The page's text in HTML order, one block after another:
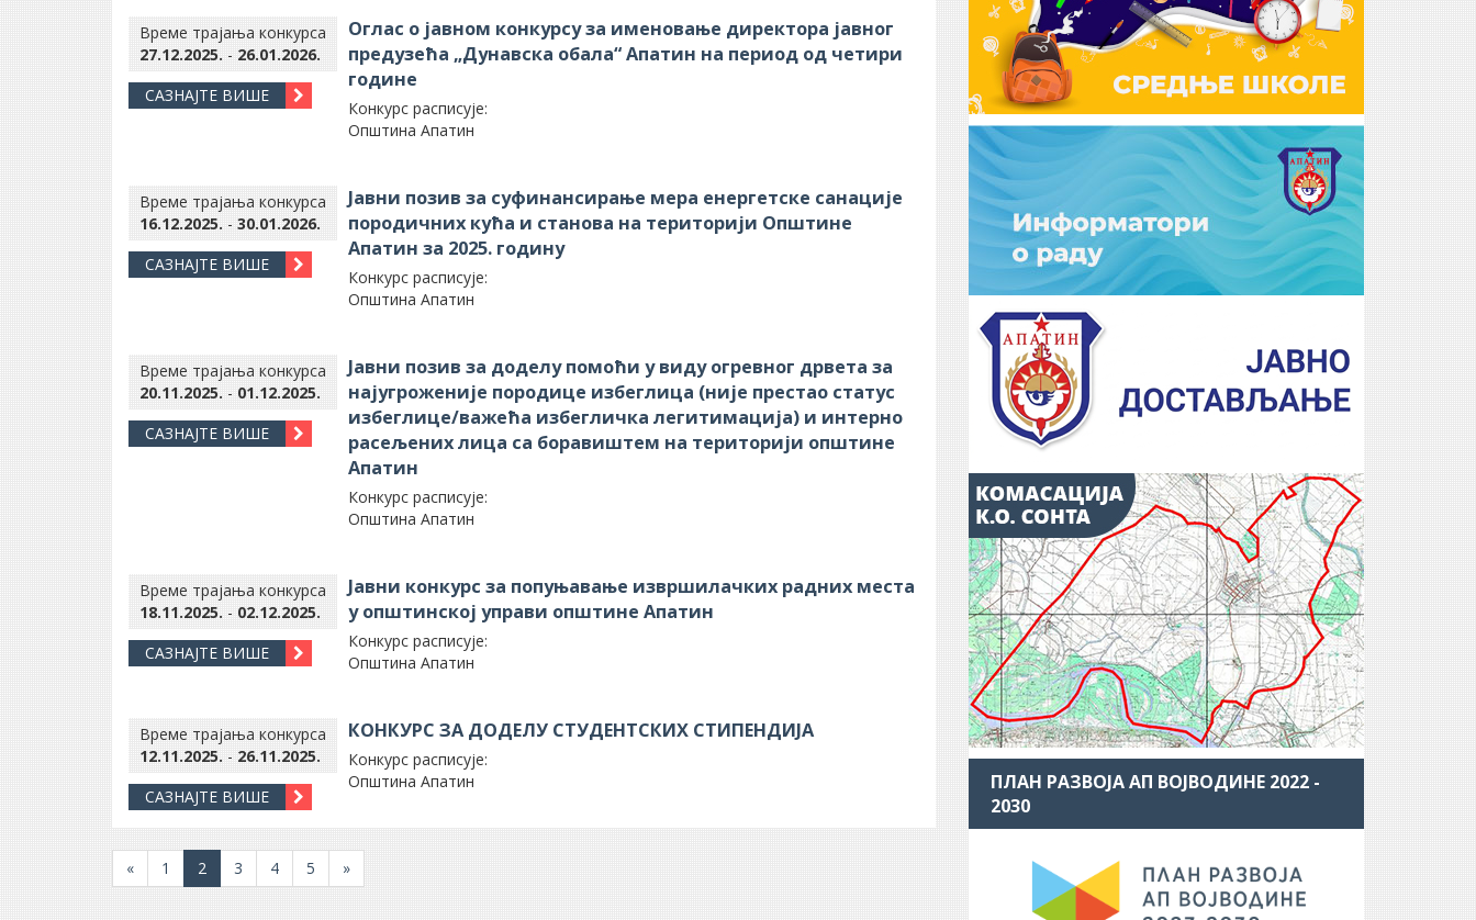
Време трајања конкурса
27.12.2025. - 26.01.2026.
САЗНАЈТЕ ВИШЕ
Оглас о јавном конкурсу за именовање директора јавног
предузећа „Дунавска обала“ Апатин на период од четири
године
Конкурс расписује:
Општина Апатин
Време трајања конкурса
16.12.2025. - 30.01.2026.
САЗНАЈТЕ ВИШЕ
Јавни позив за суфинансирање мера енергетске санације
породичних кућа и станова на територији Општине
Апатин за 2025. годину
Конкурс расписује:
Општина Апатин
Време трајања конкурса
20.11.2025. - 01.12.2025.
САЗНАЈТЕ ВИШЕ
Јавни позив за доделу помоћи у виду огревног дрвета за
најугроженије породице избеглица (није престао статус
избеглице/важећа избегличка легитимација) и интерно
расељених лица са боравиштем на територији општине
Апатин
Конкурс расписује:
Општина Апатин
Време трајања конкурса
18.11.2025. - 02.12.2025.
САЗНАЈТЕ ВИШЕ
Јавни конкурс за попуњавање извршилачких радних места
у општинској управи општине Апатин
Конкурс расписује:
Општина Апатин
Време трајања конкурса
12.11.2025. - 26.11.2025.
САЗНАЈТЕ ВИШЕ
КОНКУРС ЗА ДОДЕЛУ СТУДЕНТСКИХ СТИПЕНДИЈА
Конкурс расписује:
Општина Апатин
« 1 2 3 4 5 »
ПЛАН РАЗВОЈА АП ВОЈВОДИНЕ 2022 -
2030